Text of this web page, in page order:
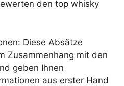
den top whisky
Diese Absätze
Zusammenhang mit den
geben Ihnen
aus erster Hand